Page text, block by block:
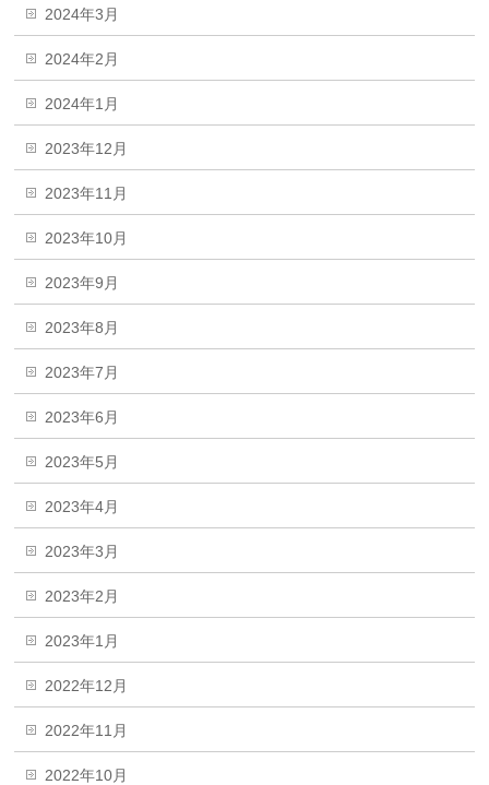
2024年3月
2024年2月
2024年1月
2023年12月
2023年11月
2023年10月
2023年9月
2023年8月
2023年7月
2023年6月
2023年5月
2023年4月
2023年3月
2023年2月
2023年1月
2022年12月
2022年11月
2022年10月